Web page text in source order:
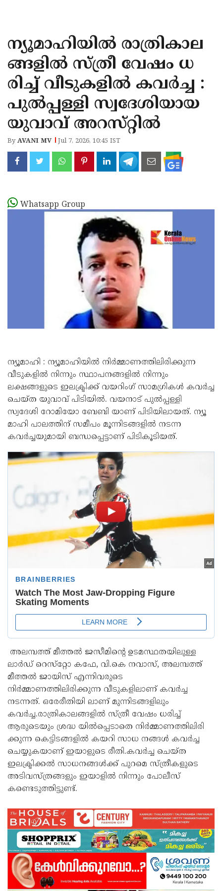
KANNUR
KASARAGOD
ന്യൂമാഹിയിൽ രാത്രികാല
ങ്ങളിൽ സ്ത്രീ വേഷം ധ
രിച്ച് വീടുകളിൽ കവർച്ച :
പുൽപ്പള്ളി സ്വദേശിയായ
യുവാവ് അറസ്‌റ്റിൽ
ByAVANI MV Jul 7, 2026, 10:45 IST
Whatsapp Group
ന്യൂമാഹി : ന്യൂമാഹിയിൽ നിർമ്മാണത്തിലിരിക്കുന്ന
വീടുകളിൽ നിന്നും സ്ഥാപനങ്ങളിൽ നിന്നും
ലക്ഷങ്ങളുടെ ഇലക്ട്രിക്ക് വയറിംഗ് സാമഗ്രികൾ കവർച്ച
ചെയ്ത യുവാവ് പിടിയിൽ. വയനാട് പുൽപ്പള്ളി
സ്വദേശി റോമിയോ ബേബി യാണ് പിടിയിലായത്. ന്യൂ
മാഹി പാലത്തിന് സമീപം മൂന്നിടങ്ങളിൽ നടന്ന
കവർച്ചയുമായി ബന്ധപ്പെട്ടാണ് പിടികൂടിയത്.
അലമ്പത്ത് മീത്തൽ ജസീമിന്റെ ഉടമസ്ഥതയിലുള്ള
ലാർഡ് റെസ്‌റ്റോ കഫേ, വി.കെ നവാസ്, അലമ്പത്ത്
മീത്തൽ ജായിസ് എന്നിവരുടെ
നിർമ്മാണത്തിലിരിക്കുന്ന വീടുകളിലാണ് കവർച്ച
നടന്നത്. ഒരേരീതിയി ലാണ് മുന്നിടങ്ങളിലും
കവർച്ച.രാത്രികാലങ്ങളിൽ സ്ത്രീ വേഷം ധരിച്ച്
ആരുടെയും ശ്രദ്ധ യിൽപ്പെടാതെ നിർമ്മാണത്തിലിരി
ക്കുന്ന കെട്ടിടങ്ങളിൽ കയറി സാധ നങ്ങൾ കവർച്ച
ചെയ്യുകയാണ് ഇയാളുടെ രീതി.കവർച്ച ചെയ്ത
ഇലക്ട്രിക്കൽ സാധനങ്ങൾക്ക് പുറമെ സ്ത്രീകളുടെ
അടിവസ്ത്രങ്ങളും ഇയാളിൽ നിന്നും പോലീസ്
കണ്ടെടുത്തിട്ടുണ്ട്.